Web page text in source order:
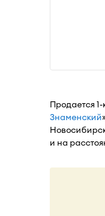
Продается
Знаменский
и на